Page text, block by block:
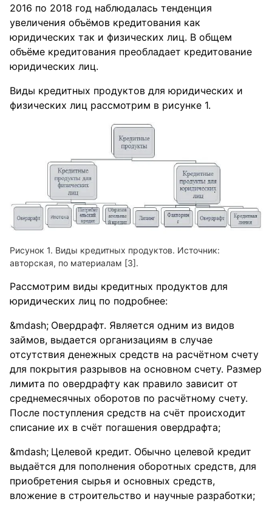
2016 по 2018 год наблюдалась тенденция
увеличения объёмов кредитования как
юридических так и физических лиц. В общем
объёме кредитования преобладает кредитование
юридических лиц.
Виды кредитных продуктов для юридических и
физических лиц рассмотрим в рисунке 1.
Виды кредитных продуктов. Источник:
авторская, по материалам [3].
Рассмотрим виды кредитных продуктов для
юридических лиц по подробнее:
Овердрафт. Является одним из видов
займов, выдается организациям в случае
отсутствия денежных средств на расчётном счету
для покрытия разрывов на основном счету. Размер
лимита по овердрафту как правило зависит от
среднемесячных оборотов по расчётному счету.
После поступления средств на счёт происходит
списание их в счёт погашения овердрафта;
Целевой кредит. Обычно целевой кредит
выдаётся для пополнения оборотных средств, для
приобретения сырья и основных средств,
вложение в строительство и научные разработки;